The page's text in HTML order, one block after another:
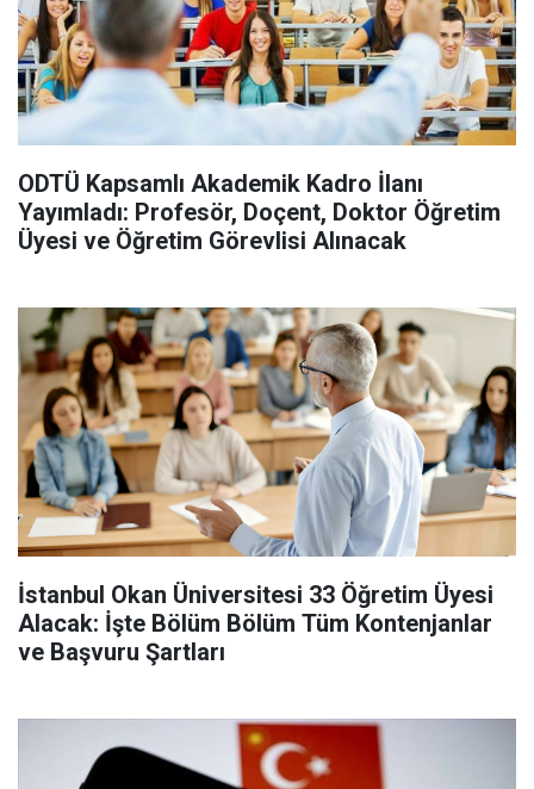
ODTÜ Kapsamlı Akademik Kadro İlanı
Yayımladı: Profesör, Doçent, Doktor Öğretim
Üyesi ve Öğretim Görevlisi Alınacak
İstanbul Okan Üniversitesi 33 Öğretim Üyesi
Alacak: İşte Bölüm Bölüm Tüm Kontenjanlar
ve Başvuru Şartları